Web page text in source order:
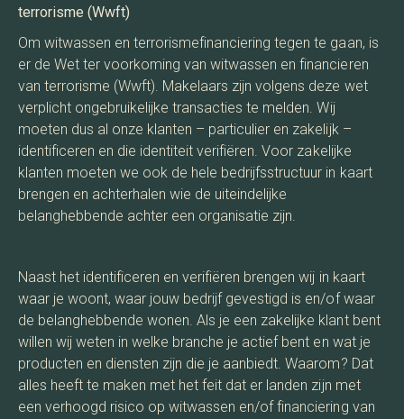
terrorisme (Wwft)
Om witwassen en terrorismefinanciering tegen te gaan, is
er de Wet ter voorkoming van witwassen en financieren
van terrorisme (Wwft). Makelaars zijn volgens deze wet
verplicht ongebruikelijke transacties te melden. Wij
moeten dus al onze klanten – particulier en zakelijk –
identificeren en die identiteit verifiëren. Voor zakelijke
klanten moeten we ook de hele bedrijfsstructuur in kaart
brengen en achterhalen wie de uiteindelijke
belanghebbende achter een organisatie zijn.
Naast het identificeren en verifiëren brengen wij in kaart
waar je woont, waar jouw bedrijf gevestigd is en/of waar
de belanghebbende wonen. Als je een zakelijke klant bent
willen wij weten in welke branche je actief bent en wat je
producten en diensten zijn die je aanbiedt. Waarom? Dat
alles heeft te maken met het feit dat er landen zijn met
een verhoogd risico op witwassen en/of financiering van